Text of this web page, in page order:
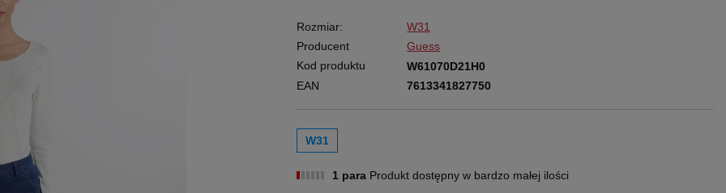
Rozmiar:
W31
Producent
Guess
Kod produktu
W61070D21H0
EAN
7613341827750
W31
1 para Produkt dostępny w bardzo małej ilości